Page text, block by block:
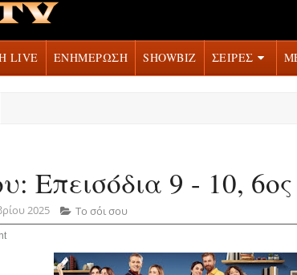
LIVE ΕΝΗΜΕΡΩΣΗ SHOWBIZ ΣΕΙΡΕΣ
Επεισόδια 9 - 10,
2025 Το σόι σου